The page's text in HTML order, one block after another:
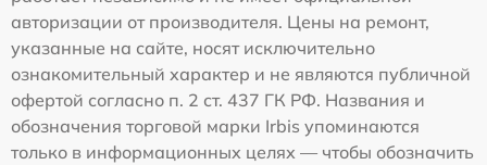
авторизации от производителя. Цены на ремонт,
указанные на сайте, носят исключительно
ознакомительный характер и не являются публичной
офертой согласно п. 2 ст. 437 ГК РФ. Названия и
обозначения торговой марки Irbis упоминаются
только в информационных целях — чтобы обозначить